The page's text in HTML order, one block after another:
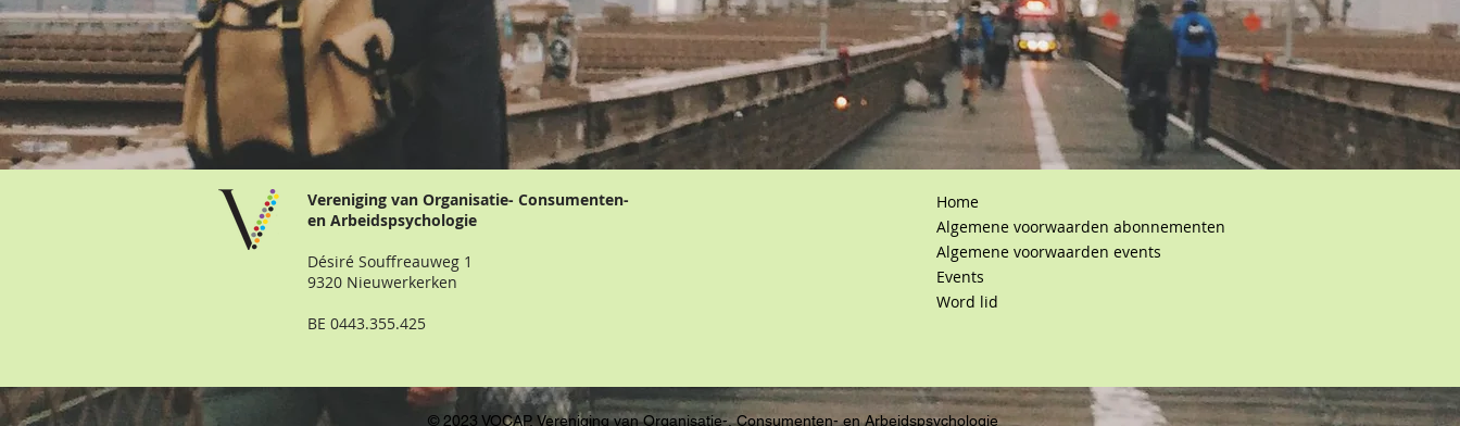
Vereniging van Organisatie- Consumenten-
en Arbeidspsychologie
Désiré Souffreauweg 1
9320 Nieuwerkerken
BE 0443.355.425
Home
Algemene voorwaarden abonnementen
Algemene voorwaarden events
Events
Word lid
© 2023 VOCAP, Vereniging van Organisatie-, Consumenten- en Arbeidspsychologie